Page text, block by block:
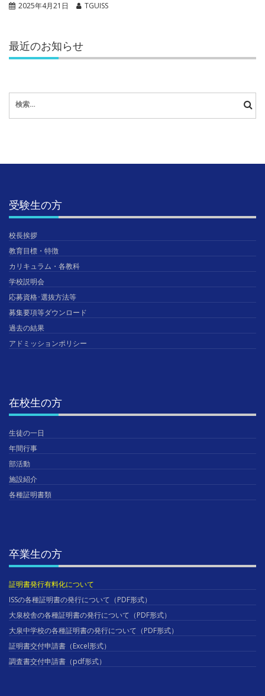
2025年4月21日 TGUISS
最近のお知らせ
索:
受験生の方
校長挨拶
教育目標・特徴
カリキュラム・各教科
学校説明会
応募資格･選抜方法等
募集要項等ダウンロード
過去の結果
アドミッションポリシー
在校生の方
生徒の一日
年間行事
部活動
施設紹介
各種証明書類
卒業生の方
証明書発行有料化について
ISSの各種証明書の発行について（PDF形式）
大泉校舎の各種証明書の発行について（PDF形式）
大泉中学校の各種証明書の発行について（PDF形式）
証明書交付申請書（Excel形式）
調査書交付申請書（pdf形式）